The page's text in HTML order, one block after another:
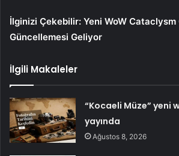
İlginizi Çekebilir: Yeni WoW Cataclysm
Güncellemesi Geliyor
İlgili Makaleler
“Kocaeli Müze” yeni
yayında
Ağustos 8, 2026